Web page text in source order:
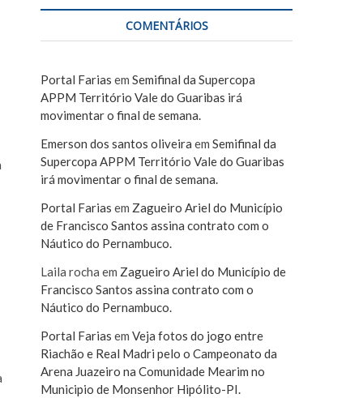
COMENTÁRIOS
Portal Farias em Semifinal da Supercopa
APPM Território Vale do Guaribas irá
movimentar o final de semana.
Emerson dos santos oliveira em Semifinal da
Supercopa APPM Território Vale do Guaribas
irá movimentar o final de semana.
Portal Farias em Zagueiro Ariel do Município
de Francisco Santos assina contrato com o
Náutico do Pernambuco.
Laila rocha em Zagueiro Ariel do Município de
Francisco Santos assina contrato com o
Náutico do Pernambuco.
Portal Farias em Veja fotos do jogo entre
Riachão e Real Madri pelo o Campeonato da
Arena Juazeiro na Comunidade Mearim no
Municipio de Monsenhor Hipólito-PI.